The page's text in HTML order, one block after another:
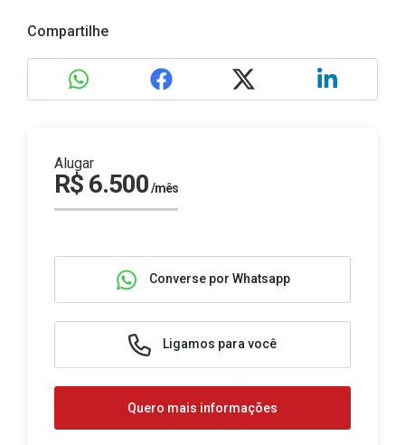
Compartilhe
Alugar
R$ 6.500/mês
Converse por Whatsapp
Ligamos para você
Quero mais informações